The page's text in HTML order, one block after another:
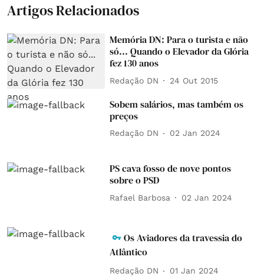
Artigos Relacionados
Memória DN: Para o turista e não
só... Quando o Elevador da Glória
fez 130 anos
Redação DN 24 Out 2015
Sobem salários, mas também os
preços
Redação DN 02 Jan 2024
PS cava fosso de nove pontos
sobre o PSD
Rafael Barbosa 02 Jan 2024
Os Aviadores da travessia do
Atlântico
Redação DN 01 Jan 2024